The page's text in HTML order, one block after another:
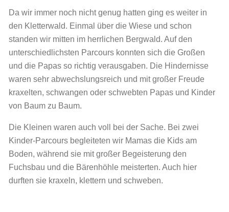
Da wir immer noch nicht genug hatten ging es weiter in
den Kletterwald. Einmal über die Wiese und schon
standen wir mitten im herrlichen Bergwald. Auf den
unterschiedlichsten Parcours konnten sich die Großen
und die Papas so richtig verausgaben. Die Hindernisse
waren sehr abwechslungsreich und mit großer Freude
kraxelten, schwangen oder schwebten Papas und Kinder
von Baum zu Baum.
Die Kleinen waren auch voll bei der Sache. Bei zwei
Kinder-Parcours begleiteten wir Mamas die Kids am
Boden, während sie mit großer Begeisterung den
Fuchsbau und die Bärenhöhle meisterten. Auch hier
durften sie kraxeln, klettern und schweben.